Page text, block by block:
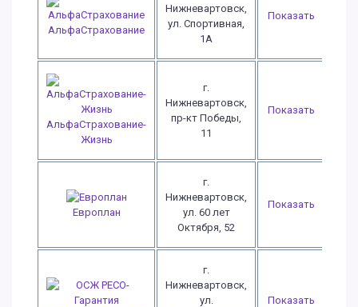
АльфаСтрахование
Нижневартовск,
ул. Спортивная,
1А
Показать
АльфаСтрахование-
Жизнь
г.
Нижневартовск,
пр-кт Победы,
11
Показать
Европлан
г.
Нижневартовск,
ул. 60 лет
Октября, 52
Показать
г.
Нижневартовск,
ул.
Показать